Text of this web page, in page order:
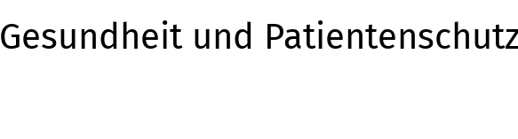
E-
Gesundheit und